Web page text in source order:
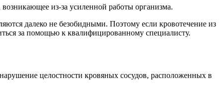
из-за усиленной работы организма.
далеко не безобидными. Поэтому если кровотечение из
за помощью к квалифицированному специалисту.
целостности кровяных сосудов, расположенных в